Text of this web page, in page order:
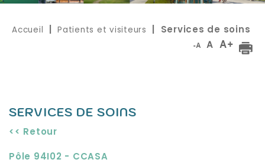
Accueil Patients et visiteurs | Services de soins
SERVICES DE SOINS
<< Retour
Pôle 94I02 - CCASA